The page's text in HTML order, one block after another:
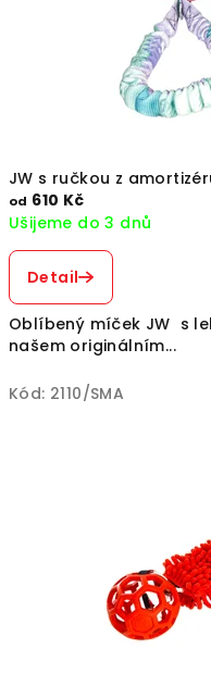
JW s ručkou z
od 610 Kč
Ušijeme do 3 dnů
Detail
Oblíbený míček JW s
našem originálním...
Kód: 2110/SMA